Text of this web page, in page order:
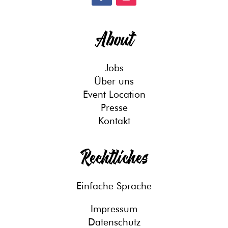
About
Jobs
Über uns
Event Location
Presse
Kontakt
Rechtliches
Einfache Sprache
Impressum
Datenschutz